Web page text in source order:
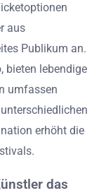
aus
Publikum an.
bieten lebendige
umfassen
erhöht die
das